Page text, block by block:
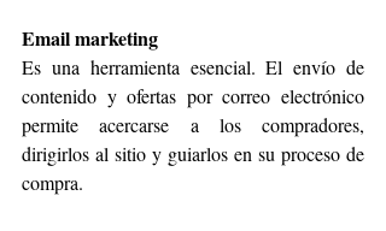
Email marketing
Es una herramienta esencial. El envío de
contenido y ofertas por correo electrónico
permite acercarse a los compradores,
dirigirlos al sitio y guiarlos en su proceso de
compra.